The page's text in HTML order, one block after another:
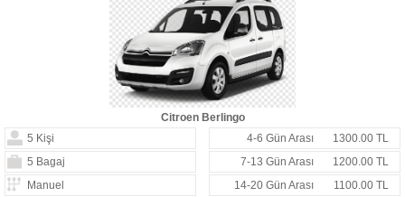
Citroen Berlingo
5 Kişi
4-6 Gün Arası
1300.00 TL
5 Bagaj
7-13 Gün Arası
1200.00 TL
Manuel
14-20 Gün Arası
1100.00 TL